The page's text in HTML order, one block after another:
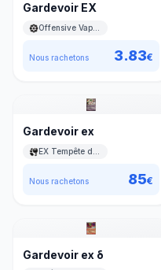
Gardevoir EX
Nous rachetons 3.83€
Gardevoir ex
Nous rachetons 85€
Gardevoir ex δ